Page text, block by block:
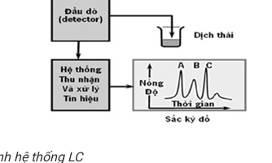
hệ thống LC